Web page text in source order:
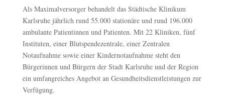
Als Maximalversorger behandelt das Städtische Klinikum
Karlsruhe jährlich rund 55.000 stationäre und rund 196.000
ambulante Patientinnen und Patienten. Mit 22 Kliniken, fünf
Instituten, einer Blutspendezentrale, einer Zentralen
Notaufnahme sowie einer Kindernotaufnahme steht den
Bürgerinnen und Bürgern der Stadt Karlsruhe und der Region
ein umfangreiches Angebot an Gesundheitsdienstleistungen zur
Verfügung.